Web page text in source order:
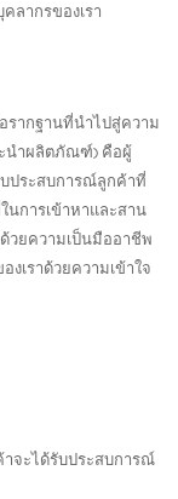
ลากรของเรา
รากฐานที่นำไปสู่ความ
ะนำผลิตภัณฑ์) คือผู้
ประสบการณ์ลูกค้าที่
นการเข้าหาและสาน
วยความเป็นมืออาชีพ
เราด้วยความเข้าใจ
จะได้รับประสบการณ์